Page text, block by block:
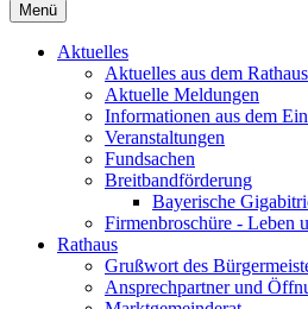
Menü
Aktuelles
Aktuelles aus dem Rathaus
Aktuelle Meldungen
Informationen aus dem
Veranstaltungen
Fundsachen
Breitbandförderung
Bayerische
Firmenbroschüre - Leben
Rathaus
Grußwort des
Ansprechpartner und